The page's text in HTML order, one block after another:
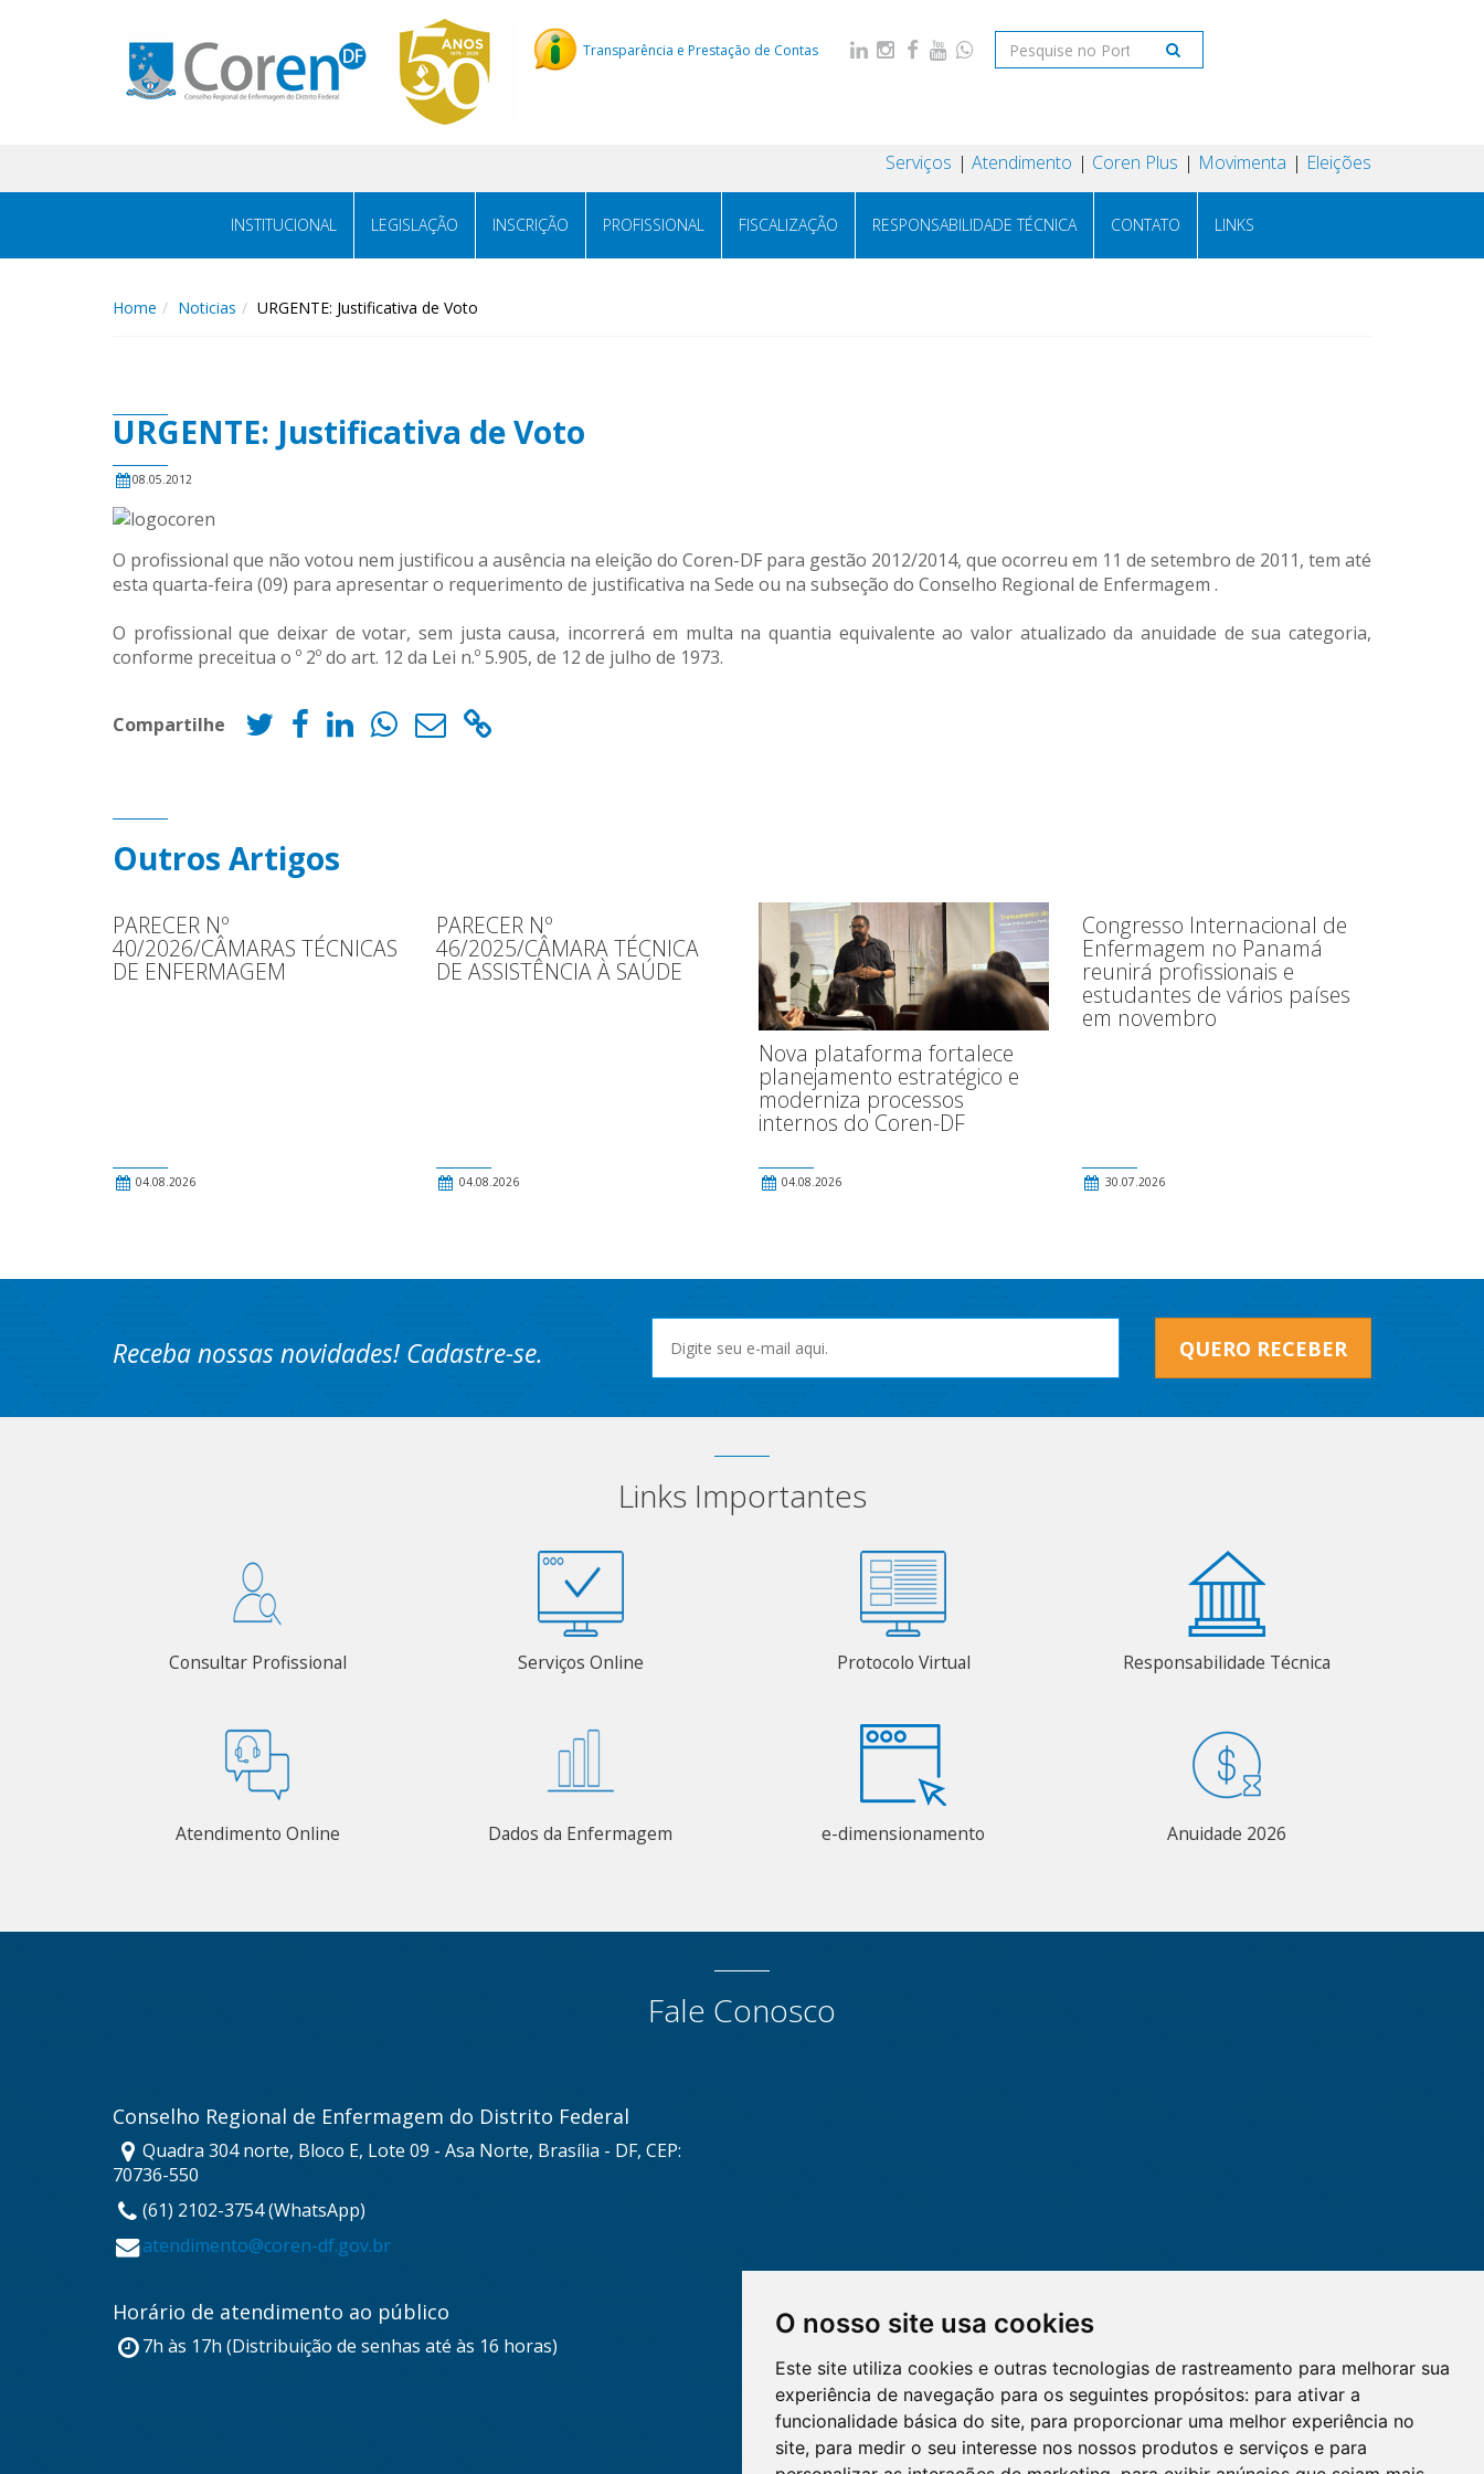
O nosso site usa cookies
Este site utiliza cookies e outras tecnologias de rastreamento para melhorar sua
experiência de navegação para os seguintes propósitos: para ativar a
funcionalidade básica do site, para proporcionar uma melhor experiência no
site, para medir o seu interesse nos nossos produtos e serviços e para
Transparência e Prestação de Contas
Serviços Atendimento Coren Plus Movimenta Eleições
INSTITUCIONAL LEGISLAÇÃO INSCRIÇÃO PROFISSIONAL FISCALIZAÇÃO RESPONSABILIDADE TÉCNICA CONTATO LINKS
Home Noticias URGENTE: Justificativa de Voto
URGENTE: Justificativa de Voto
08.05.2012
O profissional que não votou nem justificou a ausência na eleição do Coren-DF para gestão 2012/2014, que ocorreu em 11 de setembro de 2011, tem até
esta quarta-feira (09) para apresentar o requerimento de justificativa na Sede ou na subseção do Conselho Regional de Enfermagem .
O profissional que deixar de votar, sem justa causa, incorrerá em multa na quantia equivalente ao valor atualizado da anuidade de sua categoria,
conforme preceitua o º 2º do art. 12 da Lei n.º 5.905, de 12 de julho de 1973.
Compartilhe
Outros Artigos
PARECER Nº
40/2026/CÂMARAS TÉCNICAS
DE ENFERMAGEM
04.08.2026
PARECER Nº
46/2025/CÂMARA TÉCNICA
DE ASSISTÊNCIA À SAÚDE
04.08.2026
Nova plataforma fortalece
planejamento estratégico e
moderniza processos
internos do Coren-DF
04.08.2026
Congresso Internacional de
Enfermagem no Panamá
reunirá profissionais e
estudantes de vários países
em novembro
30.07.2026
Receba nossas novidades! Cadastre-se. QUERO RECEBER
Links Importantes
Consultar Profissional Serviços Online Protocolo Virtual Responsabilidade Técnica
Atendimento Online Dados da Enfermagem e-dimensionamento Anuidade 2026
Fale Conosco
Conselho Regional de Enfermagem do Distrito Federal
Quadra 304 norte, Bloco E, Lote 09 - Asa Norte, Brasília - DF, CEP:
70736-550
(61) 2102-3754 (WhatsApp)
atendimento@coren-df.gov.br
Horário de atendimento ao público
7h às 17h (Distribuição de senhas até às 16 horas)
O WhatsApp é o principal canal